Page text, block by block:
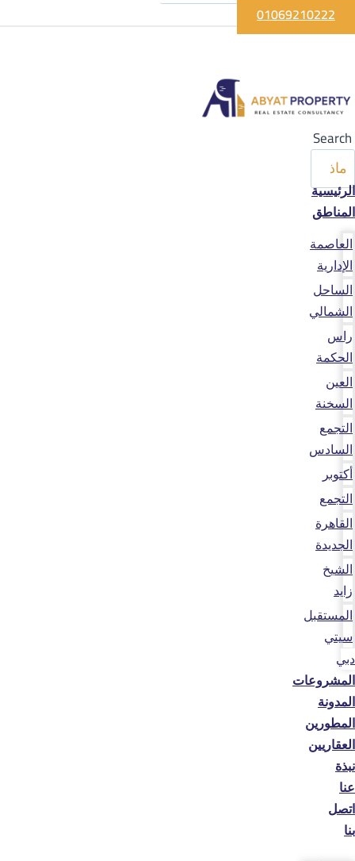
01069210222
Search
الرئيسية
المناطق
العاصمة
الإدارية
الساحل
الشمالي
راس
الحكمة
العين
السخنة
التجمع
السادس
أكتوبر
التجمع
القاهرة
الجديدة
الشيخ
زايد
المستقبل
سيتي
دبي
المشروعات
المدونة
المطورين
العقاريين
نبذة
عنا
اتصل
بنا